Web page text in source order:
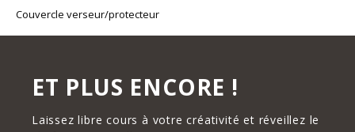
Couvercle verseur/protecteur
ET PLUS ENCORE !
Laissez libre cours à votre créativité et réveillez le